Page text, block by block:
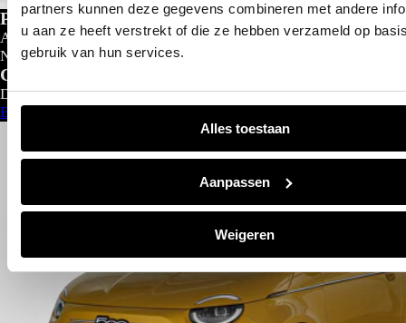
partners kunnen deze gegevens combineren met andere
u aan ze heeft verstrekt of die ze hebben verzameld op
gebruik van hun services.
Alles toestaan
Aanpassen
Weigeren
Private lease
Al gedacht aan private lease?
Nu al vanaf€299- p/m
Configureer nu
Direct leverbaar
Bekijk aanbod